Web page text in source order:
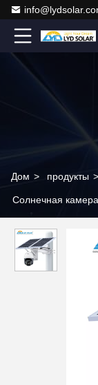
Дом > продукты >
Солнечная